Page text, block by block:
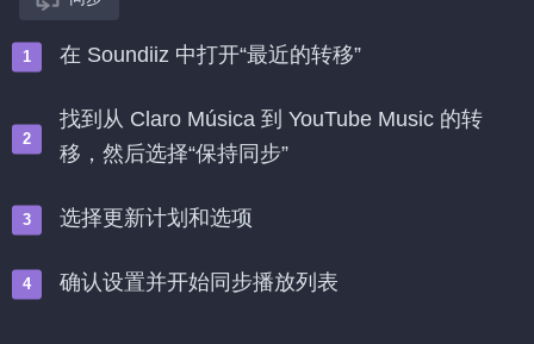
在 Soundiiz 中打开“最近的转移”
找到从 Claro Música 到 YouTube Music 的转
移，然后选择“保持同步”
选择更新计划和选项
确认设置并开始同步播放列表